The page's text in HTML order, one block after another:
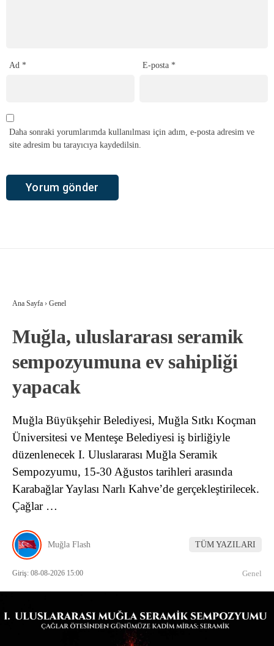
Ad * E-posta *
Daha sonraki yorumlarımda kullanılması için adım, e-posta adresim ve
site adresim bu tarayıcıya kaydedilsin.
Ana Sayfa › Genel
Muğla, uluslararası seramik
sempozyumuna ev sahipliği
yapacak
Muğla Büyükşehir Belediyesi, Muğla Sıtkı Koçman
Üniversitesi ve Menteşe Belediyesi iş birliğiyle
düzenlenecek I. Uluslararası Muğla Seramik
Sempozyumu, 15-30 Ağustos tarihleri arasında
Karabağlar Yaylası Narlı Kahve’de gerçekleştirilecek.
Çağlar …
Muğla Flash TÜM YAZILARI
Giriş: 08-08-2026 15:00 Genel